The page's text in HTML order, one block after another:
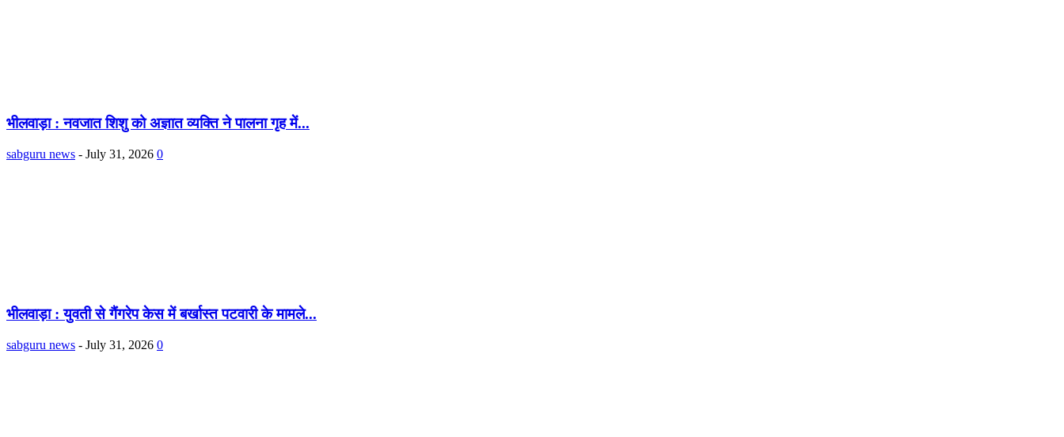
भीलवाड़ा : नवजात शिशु को अज्ञात व्यक्ति ने पालना गृह में...
sabguru news - July 31, 2026 0
भीलवाड़ा : युवती से गैंगरेप केस में बर्खास्त पटवारी के मामले...
sabguru news - July 31, 2026 0